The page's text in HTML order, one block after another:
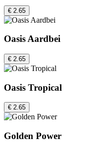
€ 2.65
Oasis Aardbei
€ 2.65
Oasis Tropical
€ 2.65
Golden Power